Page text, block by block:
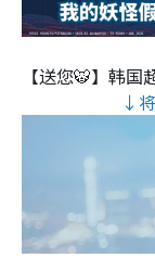
【送您🐯】韩国
↓